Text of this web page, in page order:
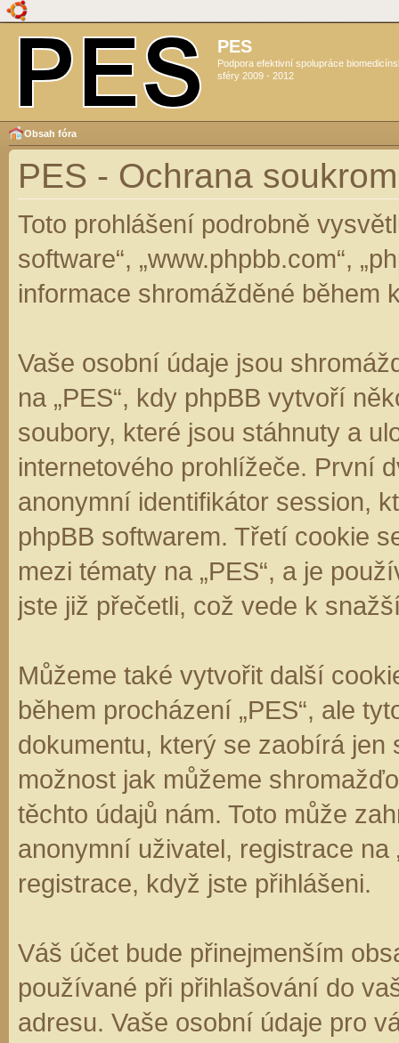
PES
Podpora efektivní spolupráce
sféry 2009 - 2012
Obsah fóra
PES - Ochrana
Toto prohlášení podrobně
software“, „www.phpbb.com“,
informace shromážděné během
Vaše osobní údaje jsou
na „PES“, kdy phpBB vytvoří
soubory, které jsou stáhnuty a
internetového prohlížeče. První
anonymní identifikátor session,
phpBB softwarem. Třetí cookie
mezi tématy na „PES“, a je
jste již přečetli, což vede k
Můžeme také vytvořit další
během procházení „PES“, ale
dokumentu, který se zaobírá jen
možnost jak můžeme
těchto údajů nám. Toto může
anonymní uživatel, registrace
registrace, když jste přihlášeni.
Váš účet bude přinejmenším
používané při přihlašování do
adresu. Vaše osobní údaje pro